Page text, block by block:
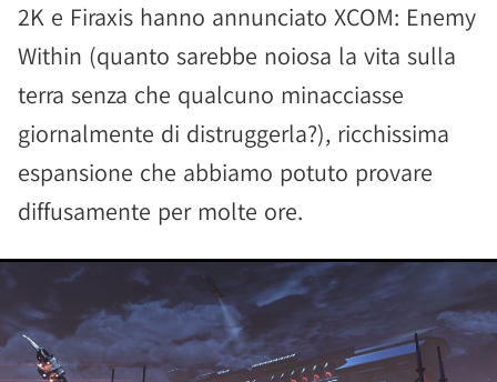
2K e Firaxis hanno annunciato XCOM: Enemy
Within (quanto sarebbe noiosa la vita sulla
terra senza che qualcuno minacciasse
giornalmente di distruggerla?), ricchissima
espansione che abbiamo potuto provare
diffusamente per molte ore.